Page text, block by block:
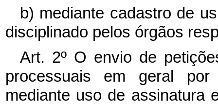
b) mediante cadastro de
disciplinado pelos órgãos
Art. 2º O envio de
processuais em geral
mediante uso de assinatura